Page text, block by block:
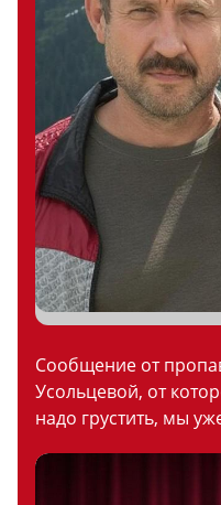
Сообщение от
Усольцевой, от
надо грустить, мы